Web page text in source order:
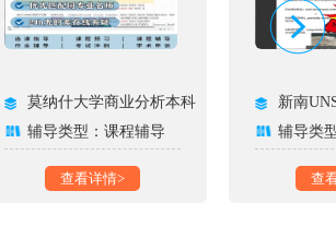
莫纳什大学商业分析本科
辅导类型：课程辅导
查看详情>
新南
辅导类
查